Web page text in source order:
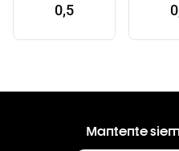
0,5
Mantente